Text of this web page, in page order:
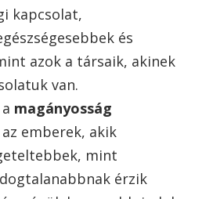
kapcsolat,
és
azok a társaik, akinek
van.
magányosság
az emberek, akik
mint
érzik